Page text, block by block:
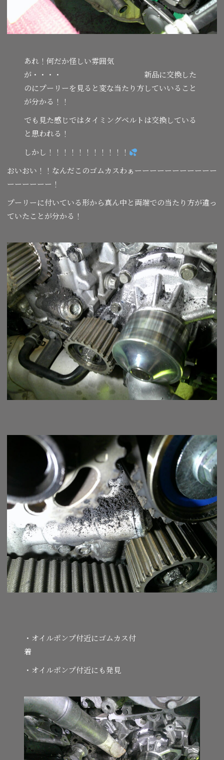
あれ！何だか怪しい雰囲気
が・・・・ 新品に交換した
のにプーリーを見ると変な当たり方していいること
が分かる！！
でも見た感じではタイミングベルトは交換している
と思われる！
しかし！！！！！！！！！！！
おいおい！！なんだこのゴムカスわぁーーーーーーーーーーー
ーーーーーー！
プーリーに付いている形から真ん中と両端での当たり方が違っ
ていたことが分かる！
・オイルポンプ付近にゴムカス付
着
・オイルポンプ付近にも発見